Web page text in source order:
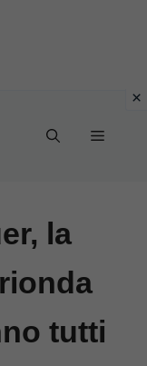
Menu
la
tutti